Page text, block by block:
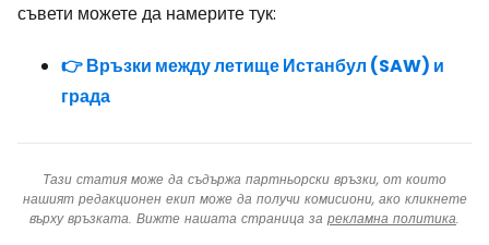
съвети можете да намерите тук:
👉 Връзки между летище Истанбул (SAW) и
града
Тази статия може да съдържа партньорски връзки, от които
нашият редакционен екип може да получи комисиони, ако кликнете
върху връзката. Вижте нашата страница за рекламна политика.